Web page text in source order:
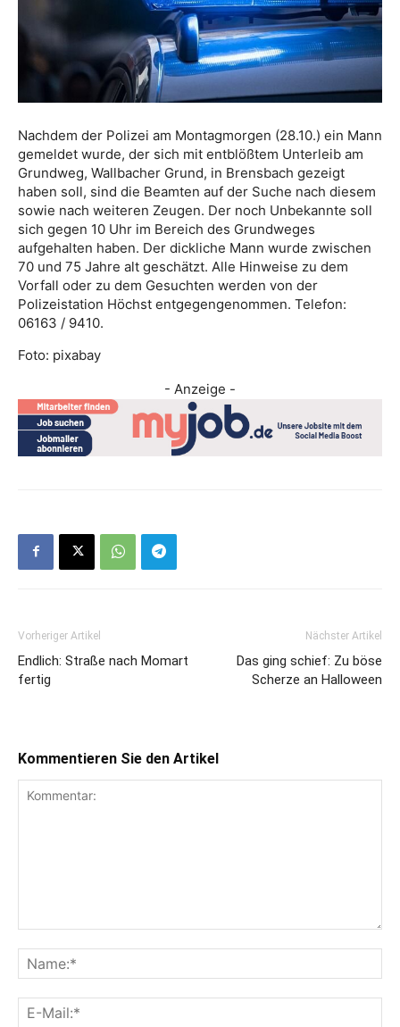
Nachdem der Polizei am Montagmorgen (28.10.) ein Mann
gemeldet wurde, der sich mit entblößtem Unterleib am
Grundweg, Wallbacher Grund, in Brensbach gezeigt
haben soll, sind die Beamten auf der Suche nach diesem
sowie nach weiteren Zeugen. Der noch Unbekannte soll
sich gegen 10 Uhr im Bereich des Grundweges
aufgehalten haben. Der dickliche Mann wurde zwischen
70 und 75 Jahre alt geschätzt. Alle Hinweise zu dem
Vorfall oder zu dem Gesuchten werden von der
Polizeistation Höchst entgegengenommen. Telefon:
06163 / 9410.
Foto: pixabay
- Anzeige -
Vorheriger Artikel
Endlich: Straße nach Momart
fertig
Nächster Artikel
Das ging schief: Zu böse
Scherze an Halloween
Kommentieren Sie den Artikel